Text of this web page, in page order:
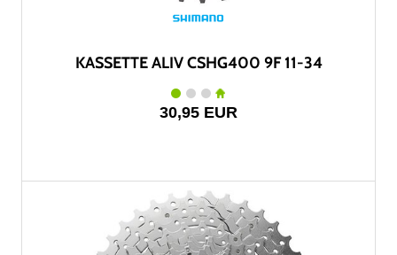
KASSETTE ALIV CSHG400 9F 11-34
30,95 EUR